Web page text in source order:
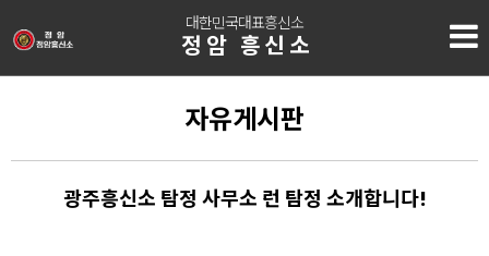
대한민국대표흥신소
정암 흥신소
자유게시판
광주흥신소 탐정 사무소 런 탐정 소개합니다!